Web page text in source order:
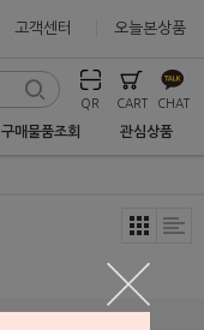
고객센터 오늘본상품
QR CART CHAT
구매물품조회 관심상품